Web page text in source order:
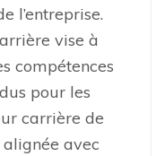
l’entreprise.
vise à
compétences
pour les
carrière de
avec